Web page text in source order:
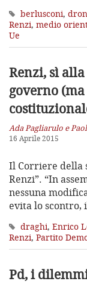
berlusconi,
Renzi, medio
Ue
Renzi, sì
governo
Ada Pagliarulo e
16 Aprile 2015
Il Corriere della
Renzi”. “In
nessuna
evita lo scontro,
draghi, Enrico
Renzi, Partito
Pd, i